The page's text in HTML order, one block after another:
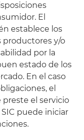
El
establece los
productores y/o
por la
estado de los
En el caso
el
el servicio
puede iniciar